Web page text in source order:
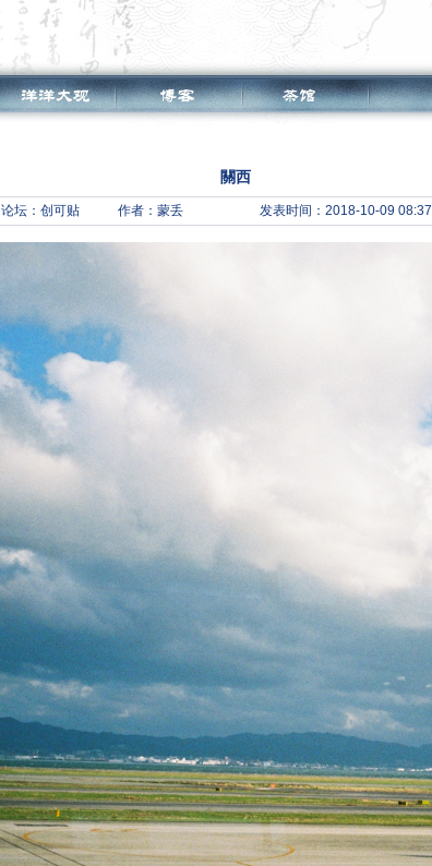
關西
论坛： 创可贴 作者：蒙丢 发表时间：2018-10-09 08:37